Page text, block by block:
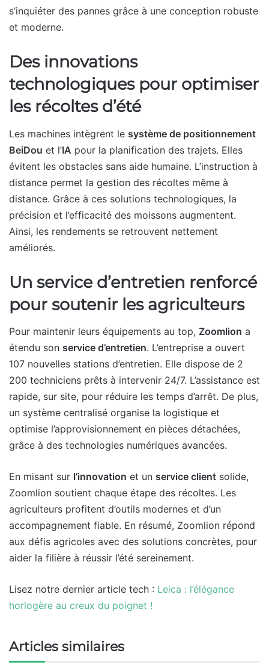
s’inquiéter des pannes grâce à une conception robuste
et moderne.
Des innovations
technologiques pour optimiser
les récoltes d’été
Les machines intègrent le système de positionnement
BeiDou et l’IA pour la planification des trajets. Elles
évitent les obstacles sans aide humaine. L’instruction à
distance permet la gestion des récoltes même à
distance. Grâce à ces solutions technologiques, la
précision et l’efficacité des moissons augmentent.
Ainsi, les rendements se retrouvent nettement
améliorés.
Un service d’entretien renforcé
pour soutenir les agriculteurs
Pour maintenir leurs équipements au top, Zoomlion a
étendu son service d’entretien. L’entreprise a ouvert
107 nouvelles stations d’entretien. Elle dispose de 2
200 techniciens prêts à intervenir 24/7. L’assistance est
rapide, sur site, pour réduire les temps d’arrêt. De plus,
un système centralisé organise la logistique et
optimise l’approvisionnement en pièces détachées,
grâce à des technologies numériques avancées.
En misant sur l’innovation et un service client solide,
Zoomlion soutient chaque étape des récoltes. Les
agriculteurs profitent d’outils modernes et d’un
accompagnement fiable. En résumé, Zoomlion répond
aux défis agricoles avec des solutions concrètes, pour
aider la filière à réussir l’été sereinement.
Lisez notre dernier article tech : Leica : l’élégance
horlogère au creux du poignet !
Articles similaires